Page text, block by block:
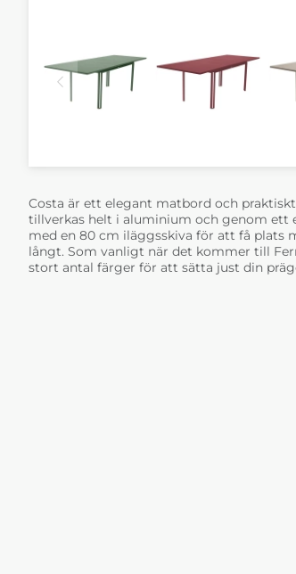
Costa är ett elegant matbord och
tillverkas helt i aluminium och genom ett
med en 80 cm iläggsskiva för att få plats
långt. Som vanligt när det kommer till
stort antal färger för att sätta just din